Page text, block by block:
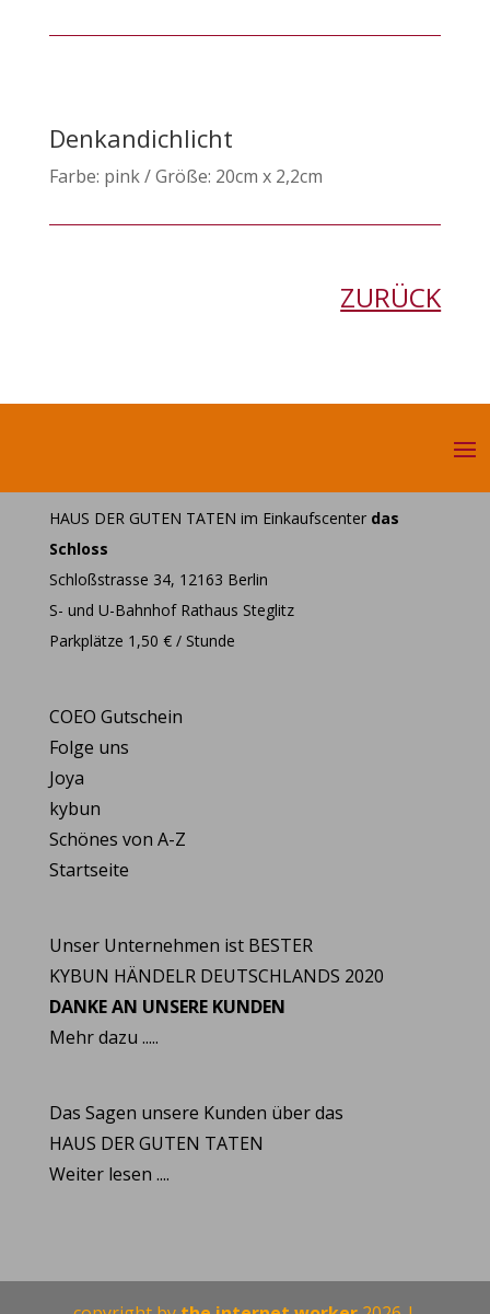
Denkandichlicht
Farbe: pink / Größe: 20cm x 2,2cm
ZURÜCK
HAUS DER GUTEN TATEN im Einkaufscenter das
Schloss
Schloßstrasse 34, 12163 Berlin
S- und U-Bahnhof Rathaus Steglitz
Parkplätze 1,50 € / Stunde
COEO Gutschein
Folge uns
Joya
kybun
Schönes von A-Z
Startseite
Unser Unternehmen ist BESTER
KYBUN HÄNDELR DEUTSCHLANDS 2020
DANKE AN UNSERE KUNDEN
Mehr dazu .....
Das Sagen unsere Kunden über das
HAUS DER GUTEN TATEN
Weiter lesen ....